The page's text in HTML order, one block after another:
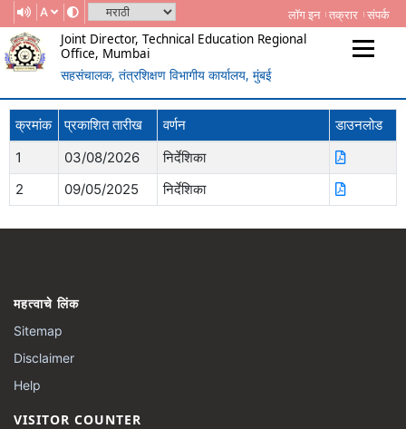
A लॉग इन तक्रार संपर्क
Joint Director, Technical Education Regional
Office, Mumbai
सहसंचालक, तंत्रशिक्षण विभागीय कार्यालय, मुंबई
REGIONAL DIRECTORATE OF
TECHNICAL EDUCATION, MUMBAI
क्रमांक प्रकाशित तारीख वर्णन
डाउनलोड
1
03/08/2026
निर्देशिका
2
09/05/2025 निर्देशिका
महत्वाचे लिंक
Sitemap
Disclaimer
Help
VISITOR COUNTER